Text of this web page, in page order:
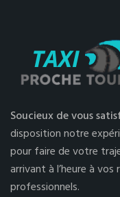
Soucieux de vous
disposition notre
pour faire de votre
arrivant à l’heure à
professionnels.